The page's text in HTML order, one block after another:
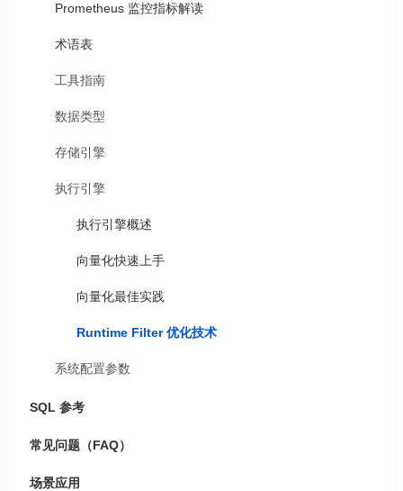
Prometheus 监控指标解读
术语表
工具指南
数据类型
存储引擎
执行引擎
执行引擎概述
向量化快速上手
向量化最佳实践
Runtime Filter 优化技术
系统配置参数
SQL 参考
常见问题（FAQ）
场景应用